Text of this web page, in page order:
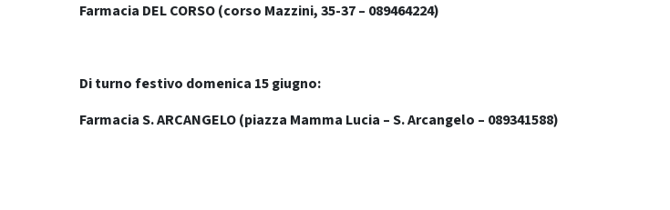
Farmacia DEL CORSO (corso Mazzini, 35-37 – 089464224)
Di turno festivo domenica 15 giugno:
Farmacia S. ARCANGELO (piazza Mamma Lucia – S. Arcangelo – 089341588)